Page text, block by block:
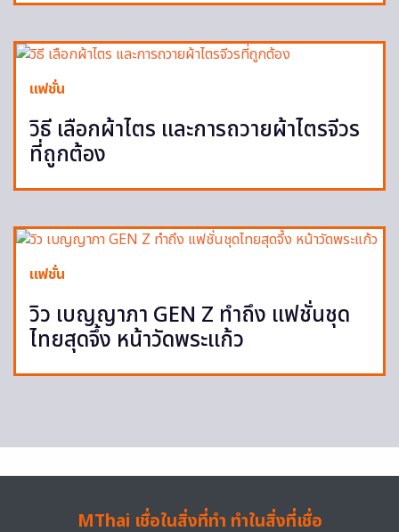
แฟชั่น
วิธี เลือกผ้าไตร และการถวายผ้าไตรจีวร
ที่ถูกต้อง
แฟชั่น
วิว เบญญาภา GEN Z ทำถึง แฟชั่นชุด
ไทยสุดจึ้ง หน้าวัดพระแก้ว
MThai เชื่อในสิ่งที่ทำ ทำในสิ่งที่เชื่อ